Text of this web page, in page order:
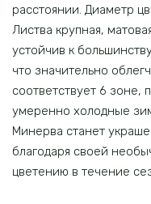
расстоянии. Диаметр
Листва крупная,
устойчив к
что значительно
соответствует 6 зоне,
умеренно холодные
Минерва станет
благодаря своей
цветению в течение